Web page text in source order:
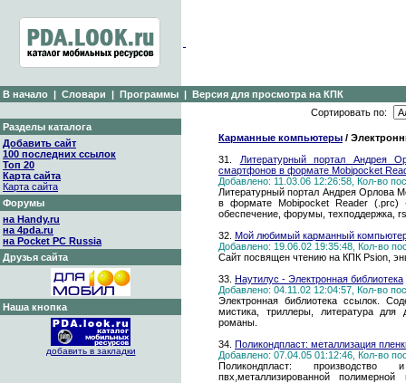
В начало | Словари | Программы | Версия для просмотра на КПК
Разделы каталога
Добавить сайт
100 последних ссылок
Топ 20
Карта сайта
Карта сайта
Форумы
на Handy.ru
на 4pda.ru
на Pocket PC Russia
Друзья сайта
Наша кнопка
добавить в закладки
Сортировать по:
Карманные компьютеры /
31.
Литературный портал Андрея
смартфонов в формате Mobipocket
Добавлено: 11.03.06 12:26:58, Кол-во
Литературный портал Андрея Орлова
в формате Mobipocket Reader (.prc)
обеспечение, форумы, техподдержка,
32. Мой любимый карманный
Добавлено: 19.06.02 19:35:48, Кол-во
Сайт посвящен чтению на КПК Psion,
33. Наутилус - Электронная библиотека
Добавлено: 04.11.02 12:04:57, Кол-во
Электронная библиотека ссылок.
мистика, триллеры, литература для
романы.
34. Поликондпласт: металлизация
Добавлено: 07.04.05 01:12:46, Кол-во
Поликондпласт:
пвх,металлизированной полимерной